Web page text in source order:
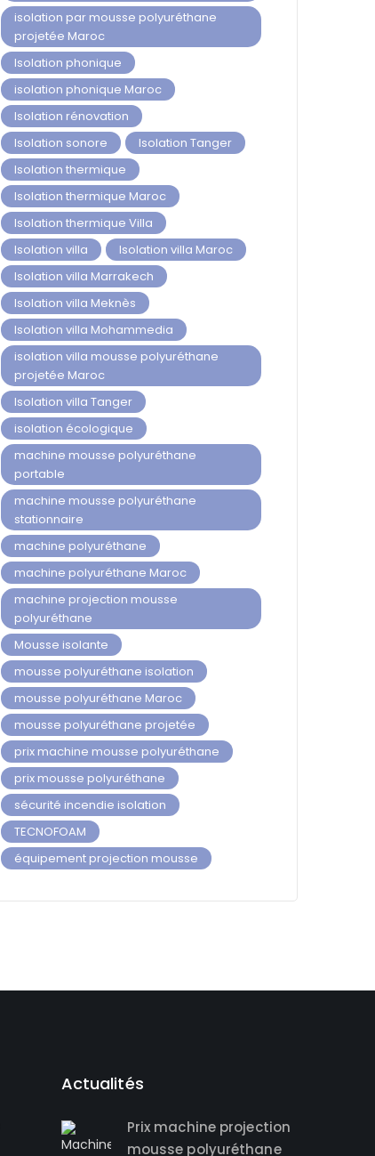
isolation par mousse polyuréthane
projetée Maroc
Isolation phonique
isolation phonique Maroc
Isolation rénovation
Isolation sonore
Isolation Tanger
Isolation thermique
Isolation thermique Maroc
Isolation thermique Villa
Isolation villa
Isolation villa Maroc
Isolation villa Marrakech
Isolation villa Meknès
Isolation villa Mohammedia
isolation villa mousse polyuréthane
projetée Maroc
Isolation villa Tanger
isolation écologique
machine mousse polyuréthane
portable
machine mousse polyuréthane
stationnaire
machine polyuréthane
machine polyuréthane Maroc
machine projection mousse
polyuréthane
Mousse isolante
mousse polyuréthane isolation
mousse polyuréthane Maroc
mousse polyuréthane projetée
prix machine mousse polyuréthane
prix mousse polyuréthane
sécurité incendie isolation
TECNOFOAM
équipement projection mousse
Actualités
Prix machine projection
mousse polyuréthane